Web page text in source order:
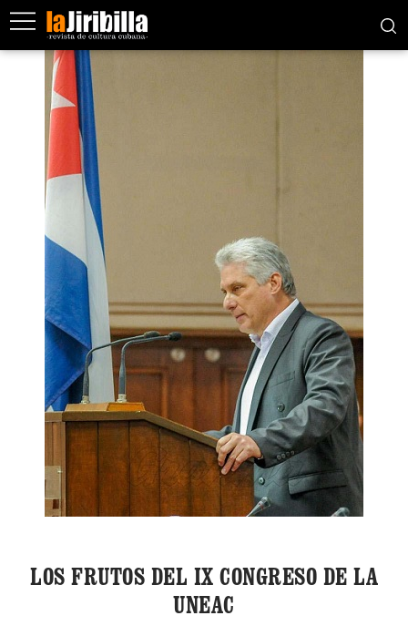
LOS FRUTOS DEL IX CONGRESO DE LA
UNEAC